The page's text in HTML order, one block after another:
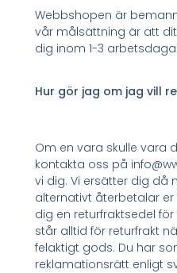
Webbshopen är
vår målsättning är att
dig inom 1-3
Hur gör jag om jag vill
Om en vara skulle vara
kontakta oss på
vi dig. Vi ersätter dig då
alternativt återbetalar
dig en returfraktsedel
står alltid för returfrakt
felaktigt gods. Du har
reklamationsrätt enligt